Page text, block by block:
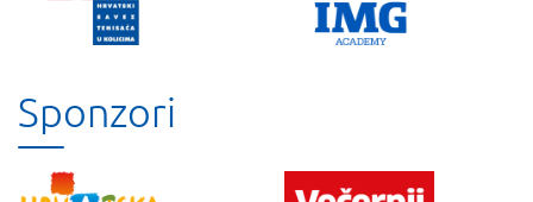
Sponzori